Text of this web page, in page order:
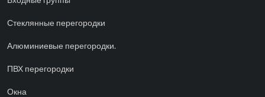
Стеклянные перегородки
Алюминиевые перегородки.
ПВХ перегородки
Окна